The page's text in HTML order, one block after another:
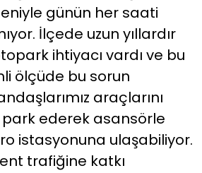
günün her saati
İlçede uzun yıllardır
ihtiyacı vardı ve bu
ölçüde bu sorun
araçlarını
ederek asansörle
istasyonuna ulaşabiliyor.
trafiğine katkı